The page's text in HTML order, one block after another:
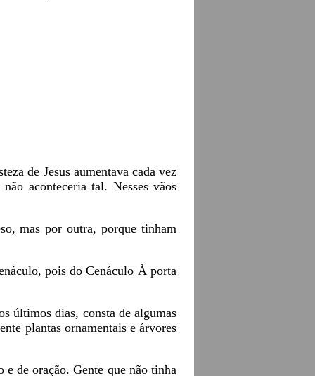
de Jesus aumentava cada vez
aconteceria tal. Nesses vãos
mas por outra, porque tinham
pois do Cenáculo À porta
últimos dias, consta de algumas
plantas ornamentais e árvores
de oração. Gente que não tinha